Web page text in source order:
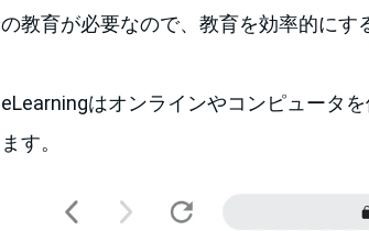
の教育が必要なので、教育を効率的にす
eLearningはオンラインやコンピュータ
ます。